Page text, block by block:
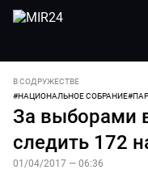
В СОДРУЖЕСТВЕ
#НАЦИОНАЛЬНОЕ СОБРАНИЕ#
За выборами
следить 172
01/04/2017 — 06:36